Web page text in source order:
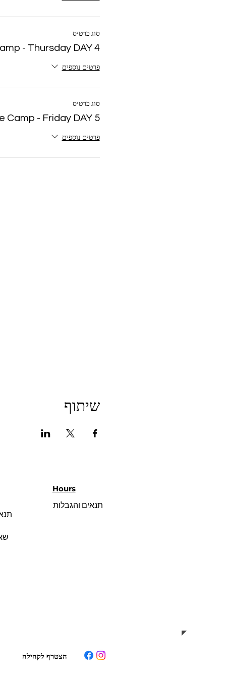
סוג כרטיס
- Thursday DAY 4
פרטים נוספים
סוג כרטיס
Camp - Friday DAY 5
פרטים נוספים
שיתוף
Hours
תנאים והגבלות
הצטרף לקהילה